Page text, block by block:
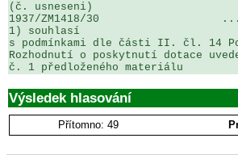
(č. usneseni)
1937/ZM1418/30
1) souhlasí
s podmínkami dle části II. čl. 14
Rozhodnutí o poskytnutí dotace
č. 1 předloženého materiálu
Výsledek hlasování
Přítomno: 49